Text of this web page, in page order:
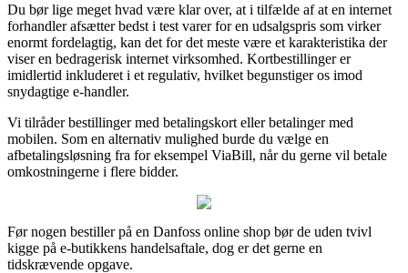
Du bør lige meget hvad være klar over, at i tilfælde af at en internet
forhandler afsætter bedst i test varer for en udsalgspris som virker
enormt fordelagtig, kan det for det meste være et karakteristika der
viser en bedragerisk internet virksomhed. Kortbestillinger er
imidlertid inkluderet i et regulativ, hvilket begunstiger os imod
snydagtige e-handler.
Vi tilråder bestillinger med betalingskort eller betalinger med
mobilen. Som en alternativ mulighed burde du vælge en
afbetalingsløsning fra for eksempel ViaBill, når du gerne vil betale
omkostningerne i flere bidder.
Før nogen bestiller på en Danfoss online shop bør de uden tvivl
kigge på e-butikkens handelsaftale, dog er det gerne en
tidskrævende opgave.